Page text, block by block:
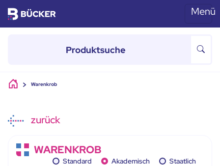
Skip to main content Menü
Warenkrob
zurück
WARENKROB
Standard Akademisch Staatlich